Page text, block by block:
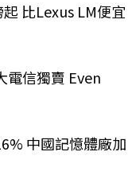
比Lexus LM便宜
電信獨賣 Even
中國記憶體廠加